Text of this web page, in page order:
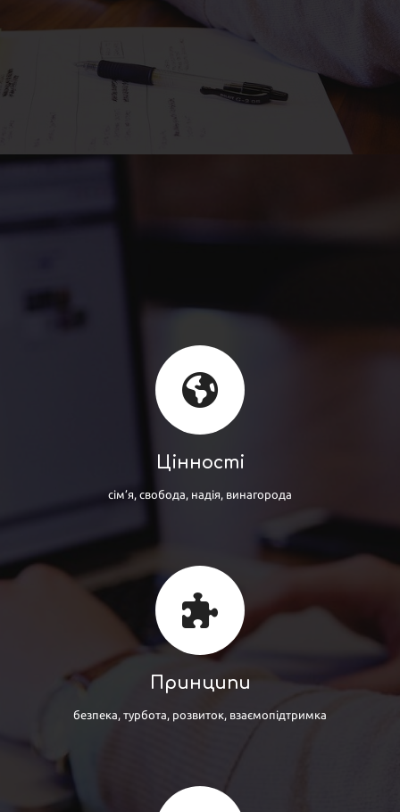
Цінності
сім’я, свобода, надія, винагорода
Принципи
безпека, турбота, розвиток, взаємопідтримка